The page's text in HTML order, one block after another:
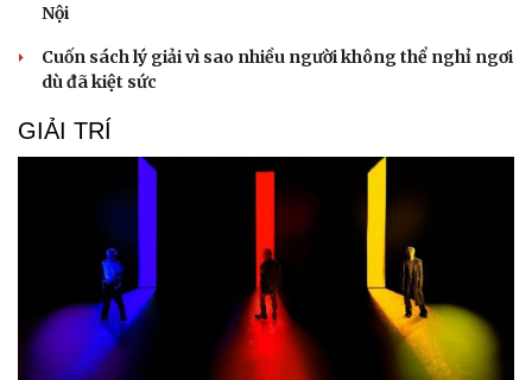
Du lịch
Câu chuyện thời sự
Cửa sổ tình yêu
Kể chuyện cho bé
Hạt giống tâm hồn
Nội
Cuốn sách lý giải vì sao nhiều người không thể nghỉ ngơi
dù đã kiệt sức
GIẢI TRÍ